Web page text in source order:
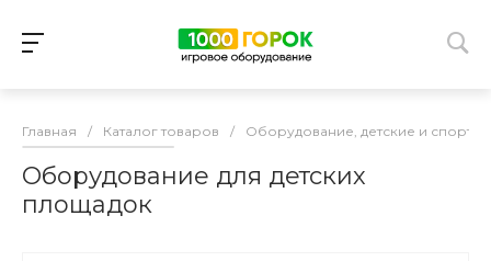
Главная / Каталог товаров / Оборудование, детские и
Оборудование для детских
площадок